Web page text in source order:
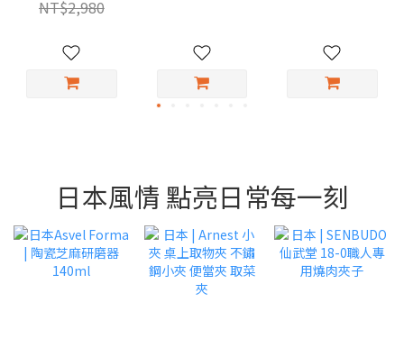
NT$2,980
日本風情 點亮日常每一刻